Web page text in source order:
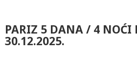
PARIZ 5 DANA / 4 NOĆI
30.12.2025.